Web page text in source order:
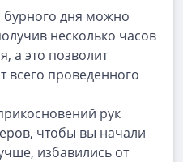
бурного дня можно
несколько часов
а это позволит
всего проведенного
рук
чтобы вы начали
избавились от